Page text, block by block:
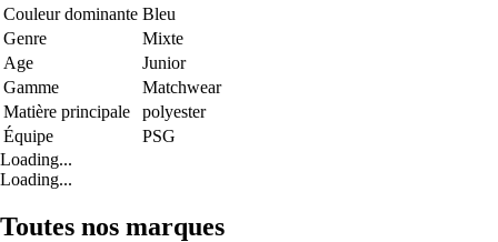
Couleur dominante Bleu
Genre
Mixte
Age
Junior
Gamme
Matchwear
Matière principale
polyester
Équipe
PSG
Loading...
Loading...
Toutes nos marques